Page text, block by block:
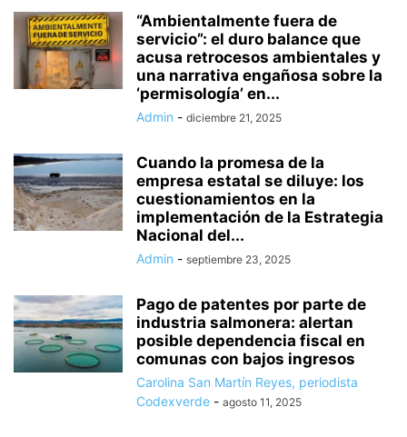
“Ambientalmente fuera de
servicio”: el duro balance que
acusa retrocesos ambientales y
una narrativa engañosa sobre la
‘permisología’ en...
Admin - diciembre 21, 2025
Cuando la promesa de la
empresa estatal se diluye: los
cuestionamientos en la
implementación de la Estrategia
Nacional del...
Admin - septiembre 23, 2025
Pago de patentes por parte de
industria salmonera: alertan
posible dependencia fiscal en
comunas con bajos ingresos
Carolina San Martín Reyes, periodista
Codexverde - agosto 11, 2025